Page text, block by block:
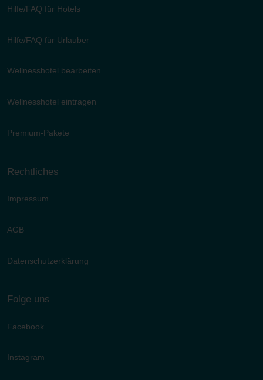
Hilfe/FAQ für Hotels
Hilfe/FAQ für Urlauber
Wellnesshotel bearbeiten
Wellnesshotel eintragen
Premium-Pakete
Rechtliches
Impressum
AGB
Datenschutzerklärung
Folge uns
Facebook
Instagram